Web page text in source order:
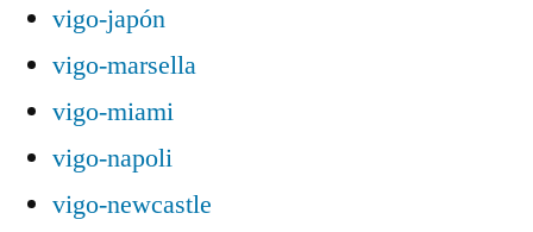
vigo-japón
vigo-marsella
vigo-miami
vigo-napoli
vigo-newcastle